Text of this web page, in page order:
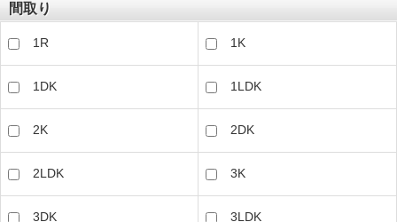
間取り
1R 1K
1DK 1LDK
2K 2DK
2LDK 3K
3DK 3LDK